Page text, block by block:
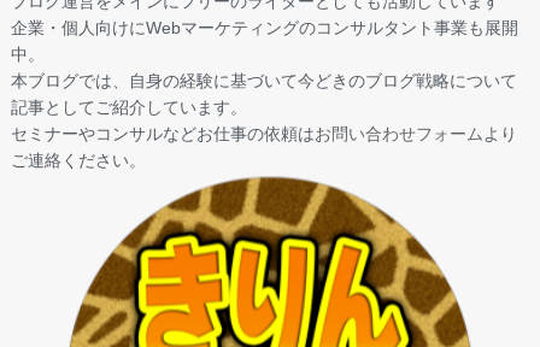
企業・個人向けにWebマーケティングのコンサルタント事業も展開
中。
本ブログでは、自身の経験に基づいて今どきのブログ戦略について
記事としてご紹介しています。
セミナーやコンサルなどお仕事の依頼はお問い合わせフォームより
ご連絡ください。